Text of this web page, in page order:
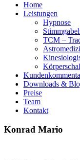
Home
Leistungen
Hypnose
TCM –
Downloads &
Preise
Team
Kontakt
Konrad Mario